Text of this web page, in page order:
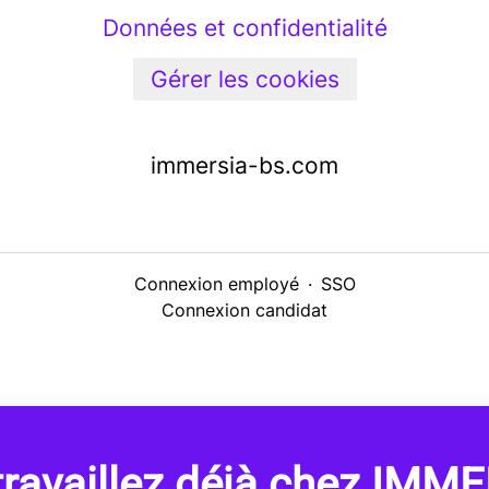
Données et confidentialité
Gérer les cookies
immersia-bs.com
Connexion employé · SSO
Connexion candidat